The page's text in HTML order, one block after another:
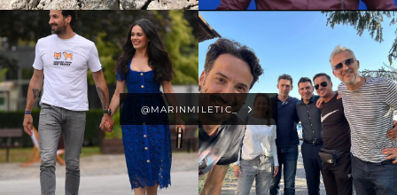
@MARINMILETIC_